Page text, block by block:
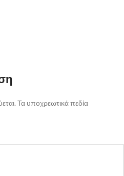
Τα υποχρεωτικά πεδία